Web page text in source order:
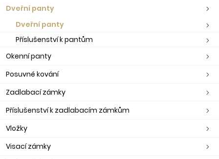
Dveřní panty
Dveřní panty
Příslušenství k pantům
Okenní panty
Posuvné kování
Zadlabací zámky
Příslušenství k zadlabacím zámkům
Vložky
Visací zámky